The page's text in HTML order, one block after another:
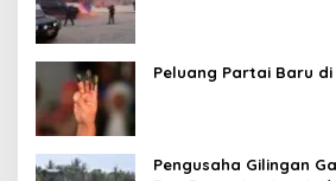
Peluang Partai Baru di
Pengusaha Gilingan